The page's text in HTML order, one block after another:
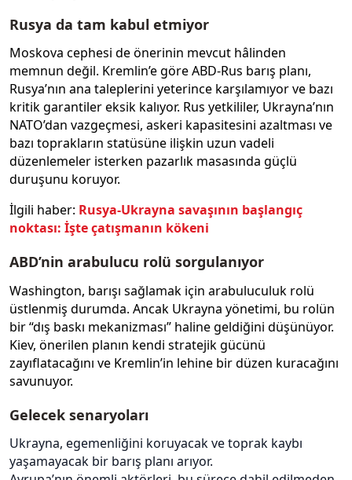
Rusya da tam kabul etmiyor
Moskova cephesi de önerinin mevcut hâlinden
memnun değil. Kremlin’e göre ABD-Rus barış planı,
Rusya’nın ana taleplerini yeterince karşılamıyor ve bazı
kritik garantiler eksik kalıyor. Rus yetkililer, Ukrayna’nın
NATO’dan vazgeçmesi, askeri kapasitesini azaltması ve
bazı toprakların statüsüne ilişkin uzun vadeli
düzenlemeler isterken pazarlık masasında güçlü
duruşunu koruyor.
İlgili haber: Rusya-Ukrayna savaşının başlangıç
noktası: İşte çatışmanın kökeni
ABD’nin arabulucu rolü sorgulanıyor
Washington, barışı sağlamak için arabuluculuk rolü
üstlenmiş durumda. Ancak Ukrayna yönetimi, bu rolün
bir “dış baskı mekanizması” haline geldiğini düşünüyor.
Kiev, önerilen planın kendi stratejik gücünü
zayıflatacağını ve Kremlin’in lehine bir düzen kuracağını
savunuyor.
Gelecek senaryoları
Ukrayna, egemenliğini koruyacak ve toprak kaybı
yaşamayacak bir barış planı arıyor.